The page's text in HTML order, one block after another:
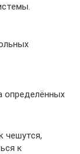
определённых
чешутся,
к